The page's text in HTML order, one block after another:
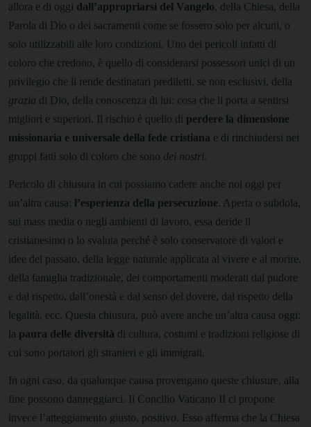
allora e di oggi dall’appropriarsi del Vangelo, della Chiesa, della
Parola di Dio o dei sacramenti come se fossero solo per alcuni, o
solo utilizzabili alle loro condizioni. Uno dei pericoli infatti di
coloro che credono, è quello di considerarsi possessori unici di un
privilegio che li rende destinatari prediletti, se non esclusivi, della
grazia di Dio, della conoscenza di lui: cosa che li porta a sentirsi
migliori e superiori. Il rischio è quello di perdere la dimensione
missionaria e universale della fede cristiana e di rinchiudersi nei
gruppi fatti solo di coloro che sono dei nostri.
Pericolo di chiusura in cui possiamo cadere anche noi oggi per
un’altra causa: l’esperienza della persecuzione. Aperta o subdola,
sui mass media o negli ambienti di lavoro, essa deride il
cristianesimo o lo svaluta perché è solo conservatore di valori e
idee del passato, della legge naturale applicata al vivere e al morire,
della famiglia tradizionale, dei comportamenti moderati dal pudore
e dal rispetto, dall’onestà e dal senso del dovere, dal rispetto della
legalità, ecc. Questa chiusura, può avere anche un’altra causa oggi:
la paura delle diversità di cultura, costumi e tradizioni religiose di
cui sono portatori gli stranieri e gli immigrati.
In ogni caso, da qualunque causa provengano queste chiusure, alla
fine possono danneggiarci. Il Concilio Vaticano II ci propone
invece l’atteggiamento giusto, positivo. Esso afferma che la Chiesa